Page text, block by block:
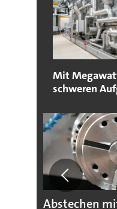
Mit
schweren
Abstechen